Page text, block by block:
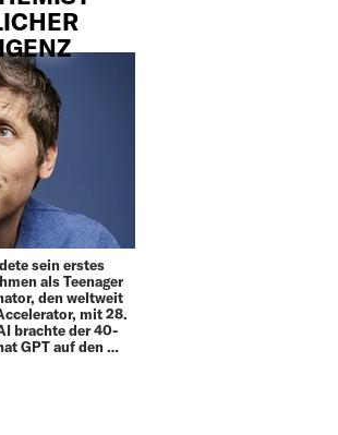
sein erstes
als Teenager
den weltweit
mit 28.
brachte der 40-
GPT auf den …